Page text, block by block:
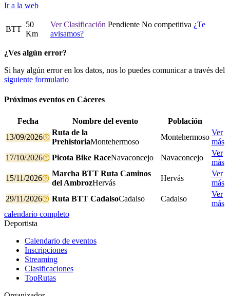
Ir a la web
BTT
50
Km
Ver Clasificación Pendiente No competitiva ¿Te
avisamos?
¿Ves algún error?
Si hay algún error en los datos, nos lo puedes comunicar a través del
siguiente formulario
Próximos eventos en Cáceres
Fecha Nombre del evento
Población
13/09/2026
Ruta de la
PrehistoriaMontehermoso
Montehermoso
Ver
más
17/10/2026
Picota Bike RaceNavaconcejo Navaconcejo
Ver
más
15/11/2026
Marcha BTT Ruta Caminos
del AmbrozHervás
Hervás
Ver
más
29/11/2026
Ruta BTT CadalsoCadalso Cadalso
Ver
más
calendario completo
Deportista
Calendario de eventos
Inscripciones
Streaming
Clasificaciones
TopRutas